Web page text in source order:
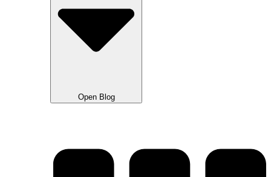
Open Blog